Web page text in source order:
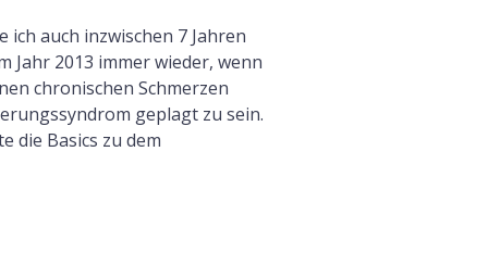
ich auch inzwischen 7 Jahren
Jahr 2013 immer wieder, wenn
chronischen Schmerzen
geplagt zu sein.
die Basics zu dem